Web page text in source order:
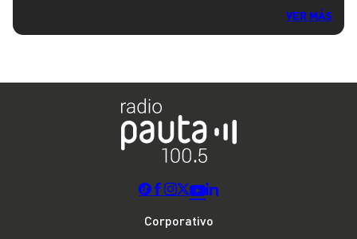
VER MÁS
Corporativo